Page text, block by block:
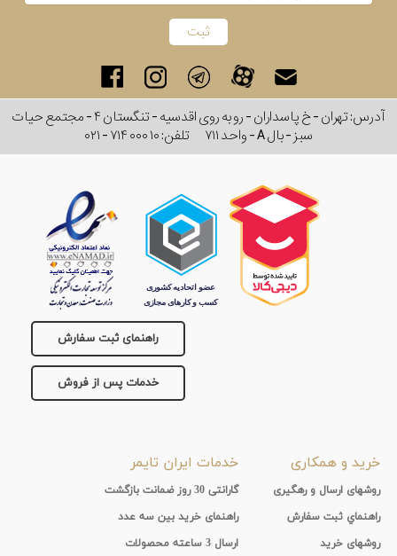
آدرس: تهران - خ پاسداران - رو به روی اقدسیه - تنگستان ۴ - مجتمع حیات
سبز - بال A - واحد ۷۱۱
تلفن:۰۲۱ - ۷۱۴ ۰۰۰ ۱۰
راهنمای ثبت سفارش
خدمات پس از فروش
خرید و همکاری
روشهای ارسال و رهگیری
راهنماي ثبت سفارش
روشهای خرید
خدمات ایران تایمر
گارانتی 30 روز ضمانت بازگشت
راهنمای خرید بین سه عدد
ارسال 3 ساعته محصولات